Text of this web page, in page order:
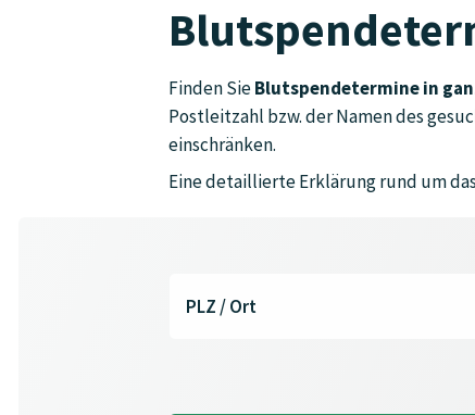
Finden SieBlutspendetermine in
Postleitzahl bzw. der Namen des
einschränken.
Eine detaillierte Erklärung rund um
PLZ / Ort